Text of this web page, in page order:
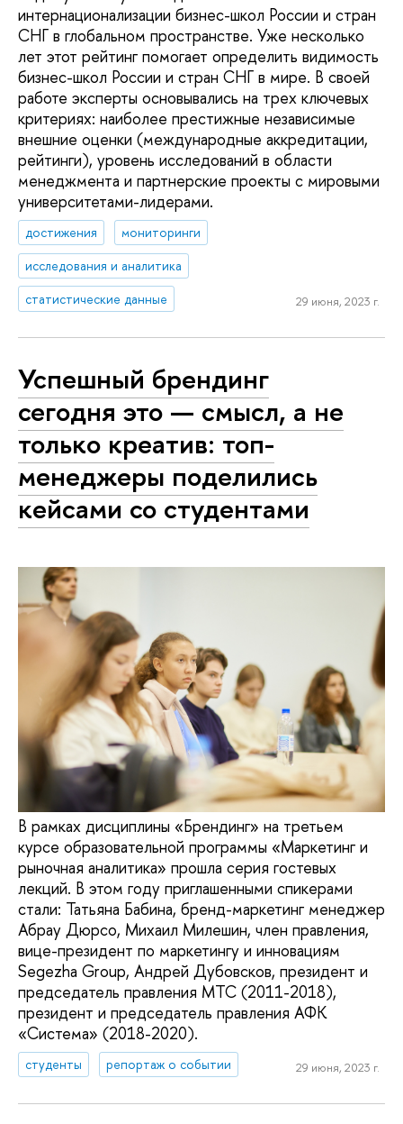
интернационализации бизнес-школ России и стран
СНГ в глобальном пространстве. Уже несколько
лет этот рейтинг помогает определить видимость
бизнес-школ России и стран СНГ в мире. В своей
работе эксперты основывались на трех ключевых
критериях: наиболее престижные независимые
внешние оценки (международные аккредитации,
рейтинги), уровень исследований в области
менеджмента и партнерские проекты с мировыми
университетами-лидерами.
достижения
мониторинги
исследования и аналитика
статистические данные
29 июня, 2023 г.
Успешный брендинг
сегодня это — смысл, а не
только креатив: топ-
менеджеры поделились
кейсами со студентами
В рамках дисциплины «Брендинг» на третьем
курсе образовательной программы «Маркетинг и
рыночная аналитика» прошла серия гостевых
лекций. В этом году приглашенными спикерами
стали: Татьяна Бабина, бренд-маркетинг менеджер
Абрау Дюрсо, Михаил Милешин, член правления,
вице-президент по маркетингу и инновациям
Segezha Group, Андрей Дубовсков, президент и
председатель правления МТС (2011-2018),
президент и председатель правления АФК
«Система» (2018-2020).
студенты репортаж о событии 29 июня, 2023 г.